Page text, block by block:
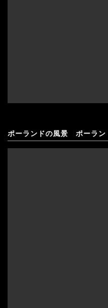
ポーランドの風景 ポーラン